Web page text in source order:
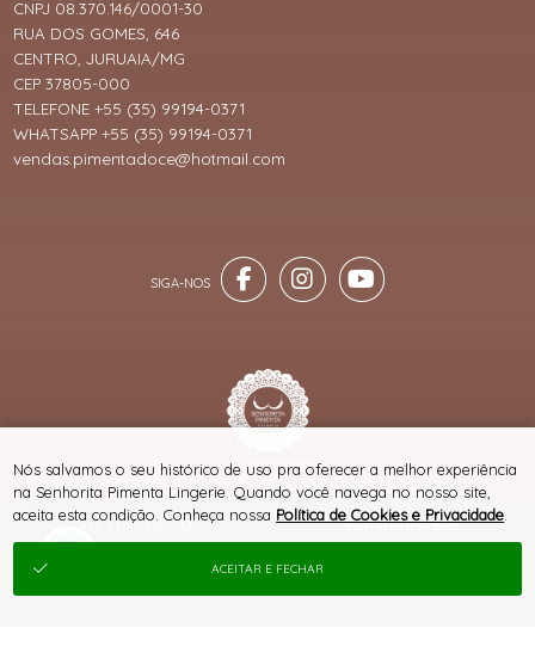
SITE 100% SEGURO PLATAFORMA B2B
CNPJ 08.370.146/0001-30
RUA DOS GOMES, 646
CENTRO, JURUAIA/MG
CEP 37805-000
TELEFONE +55 (35) 99194-0371
WHATSAPP +55 (35) 99194-0371
vendas.pimentadoce@hotmail.com
® TODOS DIREITOS RESERVADOS
Nós salvamos o seu histórico de uso pra oferecer a melhor experiência
na Senhorita Pimenta Lingerie. Quando você navega no nosso site,
aceita esta condição. Conheça nossa Política de Cookies e Privacidade
ACEITAR E FECHAR